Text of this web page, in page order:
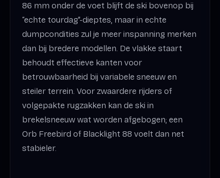
86 mm onder de voet blijft de ski bovenop bij
“echte tourdag”-dieptes, maar in echte
dumpcondities zul je meer inspanning merken
dan bij bredere modellen. De vlakke staart
behoudt effectieve kanten voor
betrouwbaarheid bij variabele sneeuw en
steiler terrein. Voor zwaardere rijders of
volgepakte rugzakken kan de ski in
brekelsneeuw wat worden afgebogen; een
Orb Freebird of Blacklight 88 voelt dan net
stabieler.